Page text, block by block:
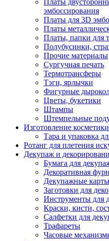
Платы
эмбоссирования
Платы для 3D
Платы
Платы, папки для
Полубусинки,
Прочие материалы
Сургучная печать
Термотрансферы
Тэги, ярлычки
Фигурные
Цветы, букетики
Штампы
Штемпельные
Изготовление
Тара и упаковка
Ротанг для плетения
Декупаж и
Бумага для
Декоративная
Декупажные карты
Заготовки для
Инструменты для
Краски, кисти,
Салфетки для
Трафареты
Часовые